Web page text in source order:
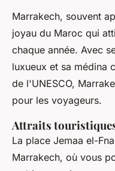
Marrakech, souvent
joyau du Maroc qui
chaque année. Avec
luxueux et sa médina
de l'UNESCO,
pour les voyageurs.
Attraits
La place Jemaa el-Fna
Marrakech, où vous